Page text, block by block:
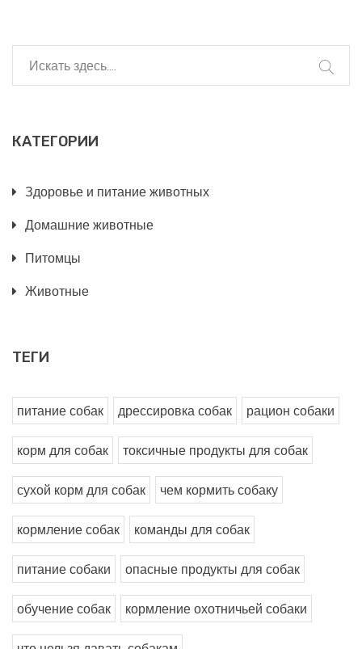
КАТЕГОРИИ
Здоровье и питание животных
Домашние животные
Питомцы
Животные
ТЕГИ
питание собак дрессировка собак рацион собаки
корм для собак токсичные продукты для собак
сухой корм для собак чем кормить собаку
кормление собак команды для собак
питание собаки опасные продукты для собак
обучение собак кормление охотничьей собаки